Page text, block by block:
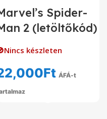
Spider-
2 (letöltőkód)
készleten
Ft ÁFÁ-t